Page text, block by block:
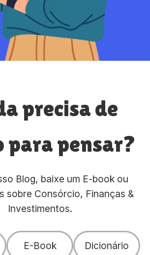
precisa de
para pensar?
Blog, baixe um E-book ou
sobre Consórcio, Finanças &
Investimentos.
E-Book Dicionário